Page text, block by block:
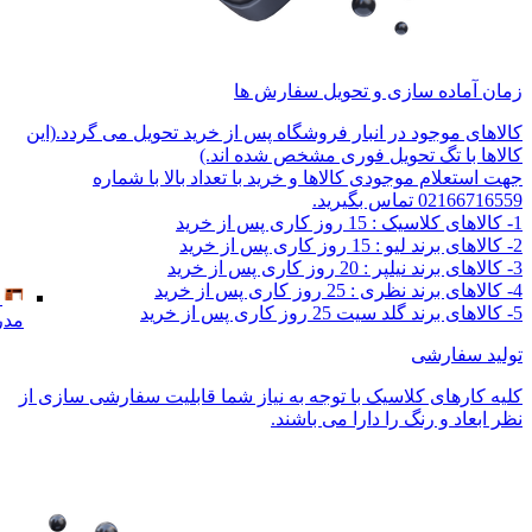
زمان آماده سازی و تحویل سفارش ها
کالاهای موجود در انبار فروشگاه پس از خرید تحویل می گردد.(این
کالاها با تگ تحویل فوری مشخص شده اند.)
جهت استعلام موجودی کالاها و خرید با تعداد بالا با شماره
02166716559 تماس بگیرید.
1- کالاهای کلاسیک : 15 روز کاری پس از خرید
2- کالاهای برند لیو : 15 روز کاری پس از خرید
3- کالاهای برند نیلپر : 20 روز کاری پس از خرید
4- کالاهای برند نظری : 25 روز کاری پس از خرید
5- کالاهای برند گلد سیت 25 روز کاری پس از خرید
تولید سفارشی
کلیه کارهای کلاسیک با توجه به نیاز شما قابلیت سفارشی سازی از
نظر ابعاد و رنگ را دارا می باشند.